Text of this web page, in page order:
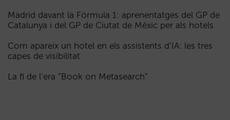
Madrid davant la Fórmula 1: aprenentatges del GP de
Catalunya i del GP de Ciutat de Mèxic per als hotels
Com apareix un hotel en els assistents d’IA: les tres
capes de visibilitat
La fi de l’era “Book on Metasearch”